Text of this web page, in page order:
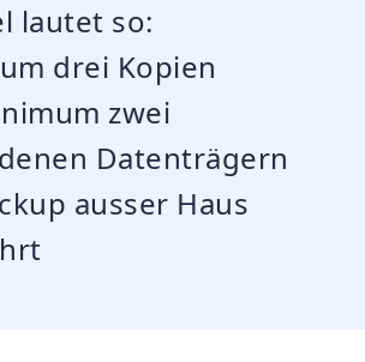
lautet so:
drei Kopien
zwei
Datenträgern
ausser Haus